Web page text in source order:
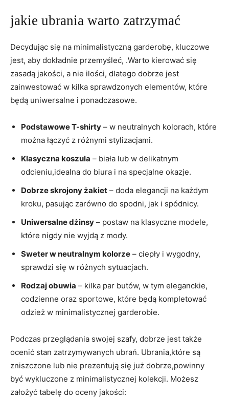
jakie ubrania warto zatrzymać
Decydując się na minimalistyczną garderobę, kluczowe
jest, aby dokładnie przemyśleć, .Warto kierować się
zasadą jakości, a nie ilości, dlatego dobrze jest
zainwestować w kilka sprawdzonych elementów, które
będą uniwersalne i ponadczasowe.
Podstawowe T-shirty – w neutralnych kolorach, które
można łączyć z różnymi stylizacjami.
Klasyczna koszula – biała lub w delikatnym
odcieniu,idealna do biura i na specjalne okazje.
Dobrze skrojony żakiet – doda elegancji na każdym
kroku, pasując zarówno do spodni, jak i spódnicy.
Uniwersalne dżinsy – postaw na klasyczne modele,
które nigdy nie wyjdą z mody.
Sweter w neutralnym kolorze – ciepły i wygodny,
sprawdzi się w różnych sytuacjach.
Rodzaj obuwia – kilka par butów, w tym eleganckie,
codzienne oraz sportowe, które będą kompletować
odzież w minimalistycznej garderobie.
Podczas przeglądania swojej szafy, dobrze jest także
ocenić stan zatrzymywanych ubrań. Ubrania,które są
zniszczone lub nie prezentują się już dobrze,powinny
być wykluczone z minimalistycznej kolekcji. Możesz
założyć tabelę do oceny jakości: